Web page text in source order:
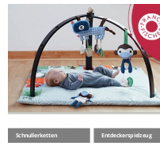
Schnullerketten Entdeckerspielzeug